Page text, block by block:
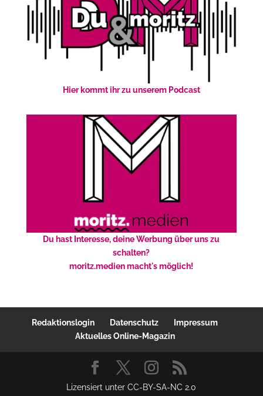
Hier kommt ihr zu unserem Podcast
Du hast Interesse, deine Werbung über uns zu
schalten?
moritz.medien macht's möglich!
Redaktionslogin Datenschutz
Impressum
Aktuelles Online-Magazin
Lizensiert unter CC-BY-SA-NC 2.0